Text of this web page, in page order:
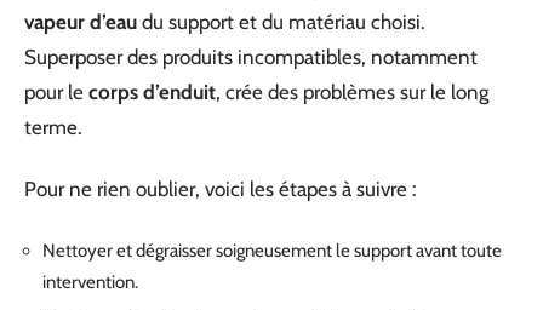
vapeur d’eau du support et du matériau choisi.
Superposer des produits incompatibles, notamment
pour le corps d’enduit, crée des problèmes sur le long
terme.
Pour ne rien oublier, voici les étapes à suivre :
Nettoyer et dégraisser soigneusement le support avant toute
intervention.